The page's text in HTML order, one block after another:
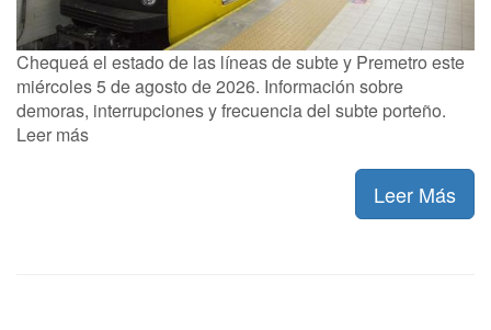
Chequeá el estado de las líneas de subte y Premetro este
miércoles 5 de agosto de 2026. Información sobre
demoras, interrupciones y frecuencia del subte porteño.
Leer más
Leer Más